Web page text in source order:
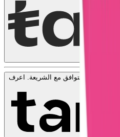
. بدون رسوم. متوافق مع الشريعة.
اعرف